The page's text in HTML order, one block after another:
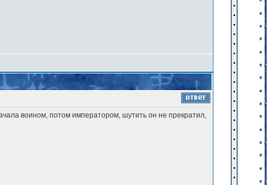
воином, потом императором, шутить он не прекратил,